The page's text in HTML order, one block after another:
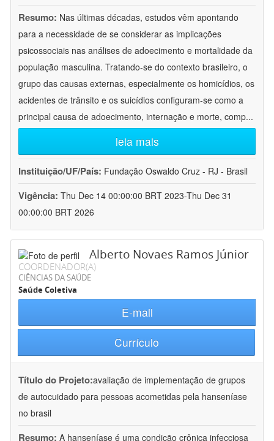
Resumo: Nas últimas décadas, estudos vêm apontando
para a necessidade de se considerar as implicações
psicossociais nas análises de adoecimento e mortalidade da
população masculina. Tratando-se do contexto brasileiro, o
grupo das causas externas, especialmente os homicídios, os
acidentes de trânsito e os suicídios configuram-se como a
principal causa de adoecimento, internação e morte, comp...
leia mais
Instituição/UF/País: Fundação Oswaldo Cruz - RJ - Brasil
Vigência: Thu Dec 14 00:00:00 BRT 2023-Thu Dec 31
00:00:00 BRT 2026
Alberto Novaes Ramos Júnior
COORDENADOR(A)
CIÊNCIAS DA SAÚDE
Saúde Coletiva
E-mail
Currículo
Título do Projeto:avaliação de implementação de grupos
de autocuidado para pessoas acometidas pela hanseníase
no brasil
Resumo: A hanseníase é uma condição crônica infecciosa